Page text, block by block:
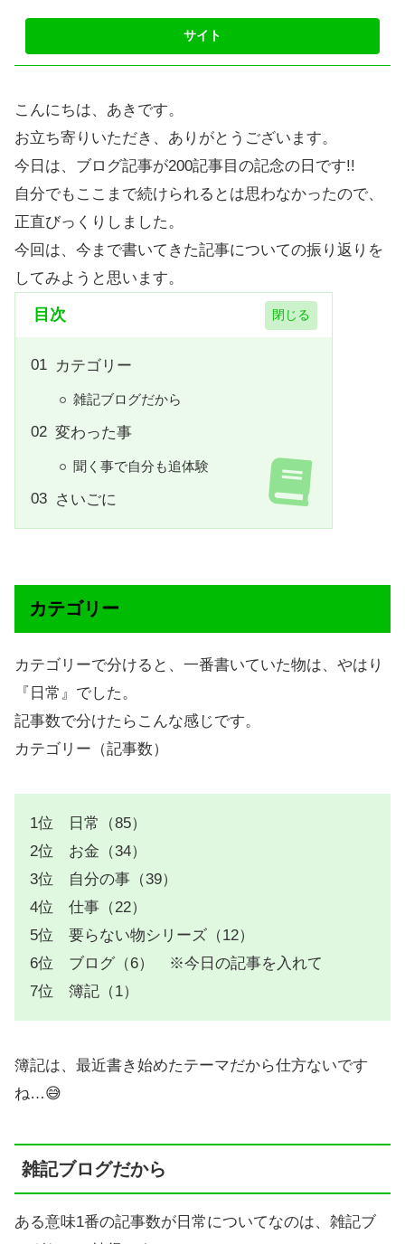
こんにちは、あきです。
お立ち寄りいただき、ありがとうございます。
今日は、ブログ記事が200記事目の記念の日です!!
自分でもここまで続けられるとは思わなかったので、
正直びっくりしました。
今回は、今まで書いてきた記事についての振り返りを
してみようと思います。
目次
カテゴリー
雑記ブログだから
変わった事
聞く事で自分も追体験
さいごに
カテゴリー
カテゴリーで分けると、一番書いていた物は、やはり
『日常』でした。
記事数で分けたらこんな感じです。
カテゴリー（記事数）
1位 日常（85）
2位 お金（34）
3位 自分の事（39）
4位 仕事（22）
5位 要らない物シリーズ（12）
6位 ブログ（6） ※今日の記事を入れて
7位 簿記（1）
簿記は、最近書き始めたテーマだから仕方ないです
ね…😅
雑記ブログだから
ある意味1番の記事数が日常についてなのは、雑記ブ